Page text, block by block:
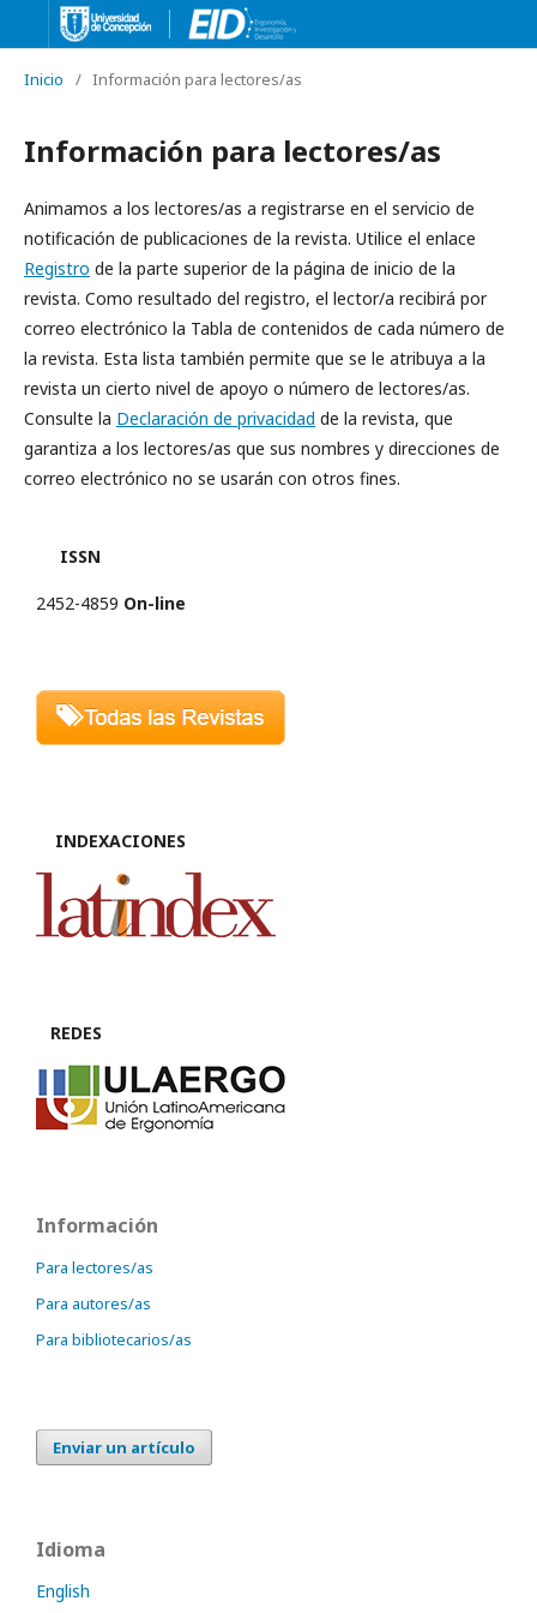
Inicio / Información para lectores/as
Información para lectores/as
Animamos a los lectores/as a registrarse en el servicio de
notificación de publicaciones de la revista. Utilice el enlace
Registro de la parte superior de la página de inicio de la
revista. Como resultado del registro, el lector/a recibirá por
correo electrónico la Tabla de contenidos de cada número de
la revista. Esta lista también permite que se le atribuya a la
revista un cierto nivel de apoyo o número de lectores/as.
Consulte la Declaración de privacidad de la revista, que
garantiza a los lectores/as que sus nombres y direcciones de
correo electrónico no se usarán con otros fines.
ISSN
2452-4859 On-line
INDEXACIONES
REDES
Información
Para lectores/as
Para autores/as
Para bibliotecarios/as
Enviar un artículo
Idioma
English